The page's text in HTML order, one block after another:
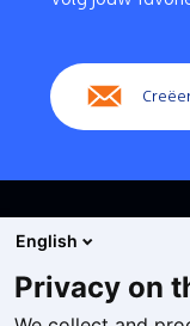
English
Privacy on